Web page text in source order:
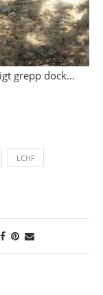
grepp dock…
LCHF